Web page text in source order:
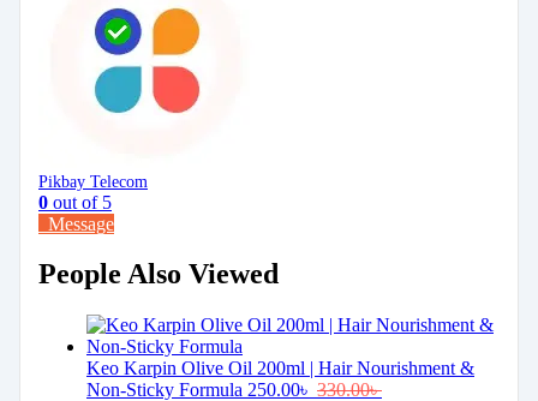
Pikbay Telecom
0 out of 5
Message
People Also Viewed
Keo Karpin Olive Oil 200ml | Hair Nourishment &
Non-Sticky Formula 250.00৳ 330.00৳